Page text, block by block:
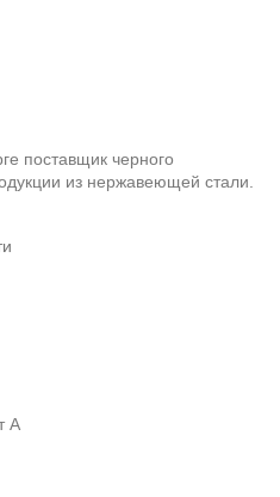
поставщик черного
из нержавеющей стали.
А